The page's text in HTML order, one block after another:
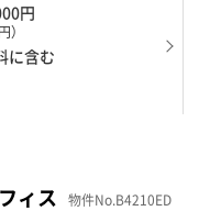
円
）
に含む
ィス 物件No.B4210ED